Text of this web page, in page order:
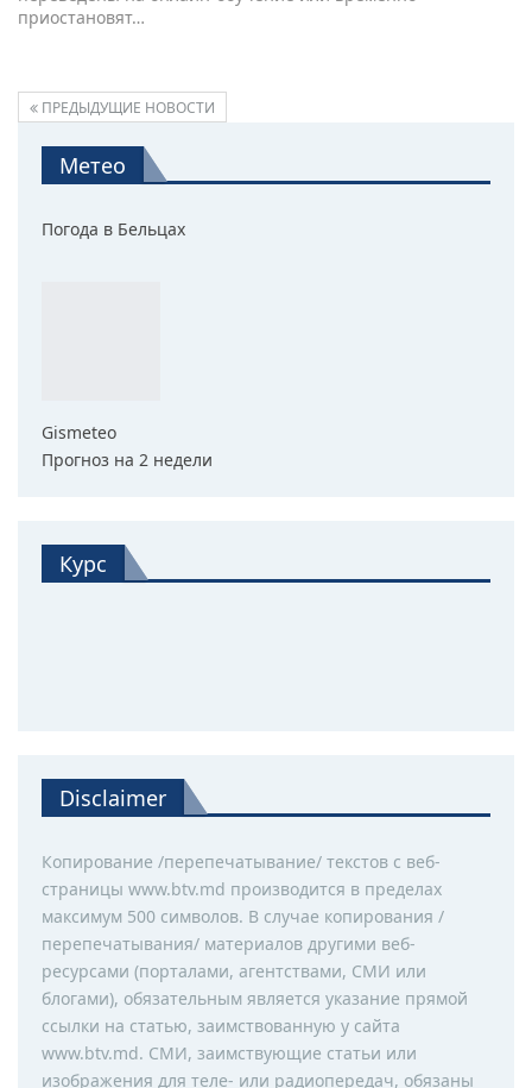
приостановят…
ПРЕДЫДУЩИЕ НОВОСТИ
Метео
Погода в Бельцах
Gismeteo
Прогноз на 2 недели
Курс
Disclaimer
Копирование /перепечатывание/ текстов с веб-
страницы www.btv.md производится в пределах
максимум 500 символов. В случае копирования /
перепечатывания/ материалов другими веб-
ресурсами (порталами, агентствами, СМИ или
блогами), обязательным является указание прямой
ссылки на статью, заимствованную у сайта
www.btv.md. СМИ, заимствующие статьи или
изображения для теле- или радиопередач, обязаны